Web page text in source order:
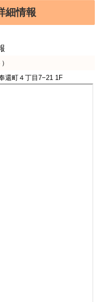
細情報
還町４丁目7−21 1F